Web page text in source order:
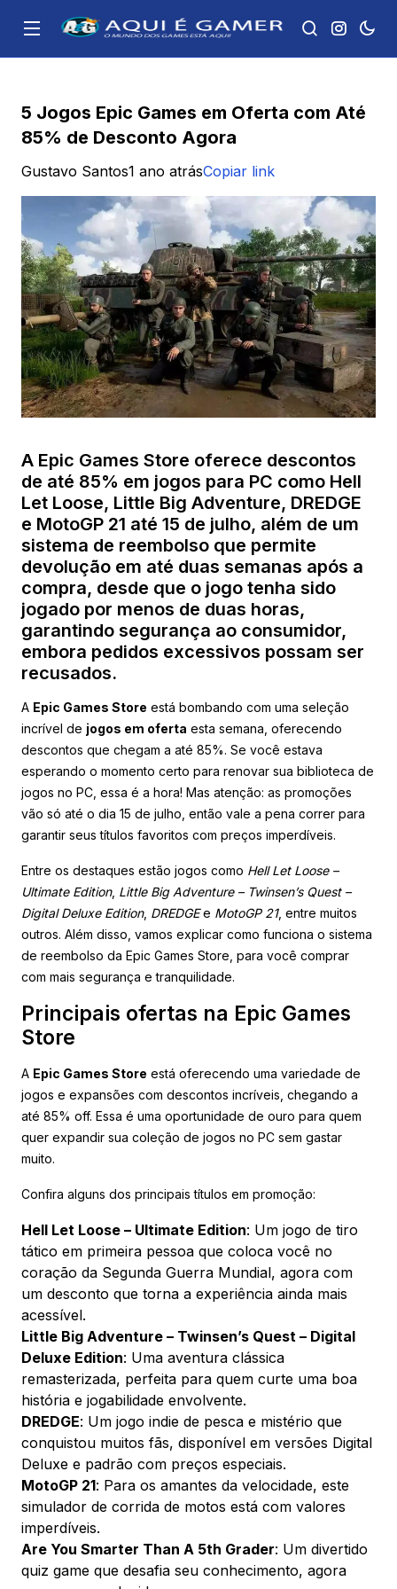
5 Jogos Epic Games em Oferta com Até
85% de Desconto Agora
Gustavo Santos1 ano atrásCopiar link
A Epic Games Store oferece descontos
de até 85% em jogos para PC como Hell
Let Loose, Little Big Adventure, DREDGE
e MotoGP 21 até 15 de julho, além de um
sistema de reembolso que permite
devolução em até duas semanas após a
compra, desde que o jogo tenha sido
jogado por menos de duas horas,
garantindo segurança ao consumidor,
embora pedidos excessivos possam ser
recusados.
A Epic Games Store está bombando com uma seleção
incrível de jogos em oferta esta semana, oferecendo
descontos que chegam a até 85%. Se você estava
esperando o momento certo para renovar sua biblioteca de
jogos no PC, essa é a hora! Mas atenção: as promoções
vão só até o dia 15 de julho, então vale a pena correr para
garantir seus títulos favoritos com preços imperdíveis.
Entre os destaques estão jogos como Hell Let Loose –
Ultimate Edition, Little Big Adventure – Twinsen’s Quest –
Digital Deluxe Edition, DREDGEe MotoGP 21, entre muitos
outros. Além disso, vamos explicar como funciona o sistema
de reembolso da Epic Games Store, para você comprar
com mais segurança e tranquilidade.
Principais ofertas na Epic Games
Store
A Epic Games Store está oferecendo uma variedade de
jogos e expansões com descontos incríveis, chegando a
até 85% off. Essa é uma oportunidade de ouro para quem
quer expandir sua coleção de jogos no PC sem gastar
muito.
Confira alguns dos principais títulos em promoção:
Hell Let Loose – Ultimate Edition: Um jogo de tiro
tático em primeira pessoa que coloca você no
coração da Segunda Guerra Mundial, agora com
um desconto que torna a experiência ainda mais
acessível.
Little Big Adventure – Twinsen’s Quest – Digital
Deluxe Edition: Uma aventura clássica
remasterizada, perfeita para quem curte uma boa
história e jogabilidade envolvente.
DREDGE: Um jogo indie de pesca e mistério que
conquistou muitos fãs, disponível em versões Digital
Deluxe e padrão com preços especiais.
MotoGP 21: Para os amantes da velocidade, este
simulador de corrida de motos está com valores
imperdíveis.
Are You Smarter Than A 5th Grader: Um divertido
quiz game que desafia seu conhecimento, agora